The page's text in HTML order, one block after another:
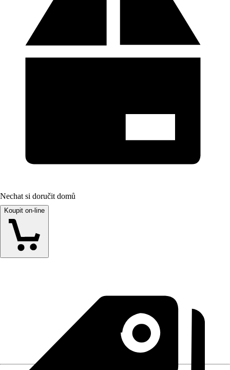
Nechat si doručit domů
Koupit on-line